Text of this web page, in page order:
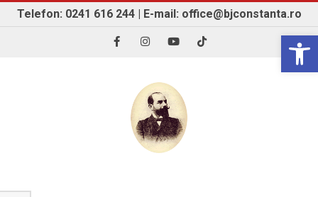
SkipTelefon: 0241 616 244 | E-mail: office@bjconstanta.ro